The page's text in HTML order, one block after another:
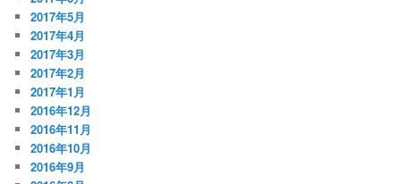
2017年5月
2017年4月
2017年3月
2017年2月
2017年1月
2016年12月
2016年11月
2016年10月
2016年9月